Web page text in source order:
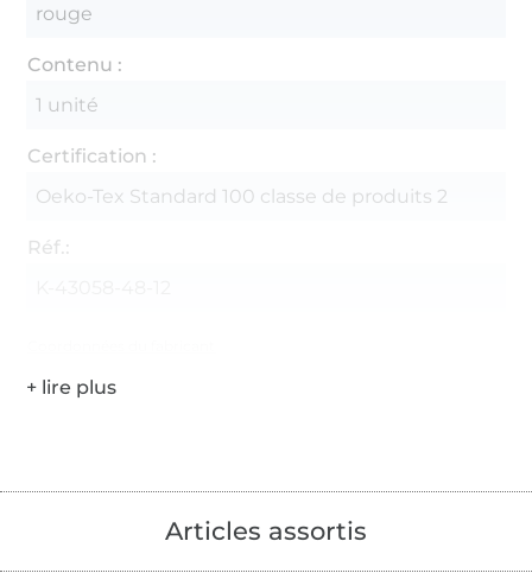
rouge
Contenu :
1 unité
Certification :
Oeko-Tex Standard 100 classe de produits 2
Réf.:
Articles assortis